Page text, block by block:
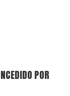
POR